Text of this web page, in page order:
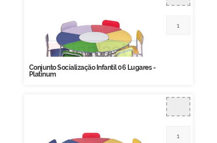
Conjunto Socialização Infantil 06 Lugares -
Platinum